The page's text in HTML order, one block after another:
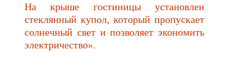
На крыше гостиницы установлен
стеклянный купол, который пропускает
солнечный свет и позволяет экономить
электричество».